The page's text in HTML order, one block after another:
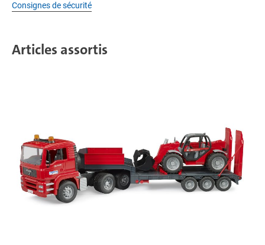
Consignes de sécurité
Articles assortis